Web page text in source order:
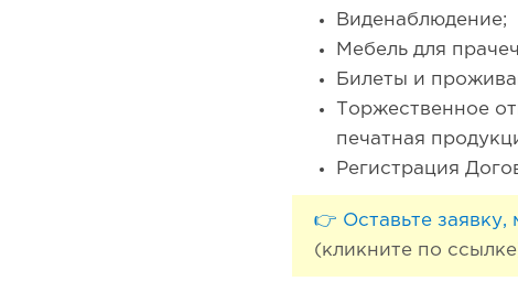
Виденаблюдение;
Мебель для
Билеты и
Торжественное
печатная
Регистрация
👉 Оставьте
(кликните по